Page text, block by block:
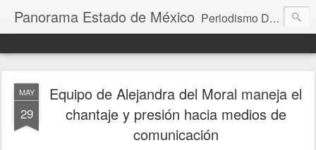
Panorama Estado de México Periodismo Digital
MAY
29
Equipo de Alejandra del Moral maneja el
chantaje y presión hacia medios de
comunicación